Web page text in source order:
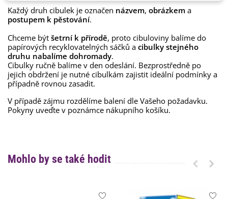
Každý druh cibulek je označen názvem, obrázkem a
postupem k pěstování.
Chceme být šetrní k přírodě, proto cibuloviny balíme do
papírových recyklovatelných sáčků a cibulky stejného
druhu nabalíme dohromady.
Cibulky ručně balíme v den odeslání. Bezprostředně po
jejich obdržení je nutné cibulkám zajistit ideální podmínky a
případně rovnou zasadit.
V případě zájmu rozdělíme balení dle Vašeho požadavku.
Pokyny uveďte v poznámce nákupního košíku.
Mohlo by se také hodit